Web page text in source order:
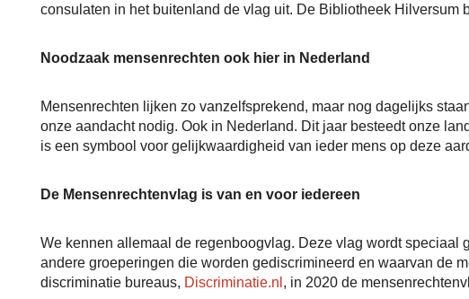
consulaten in het buitenland de vlag uit. De Bibliotheek Hilversum
Noodzaak mensenrechten ook hier in Nederland
Mensenrechten lijken zo vanzelfsprekend, maar nog dagelijks
onze aandacht nodig. Ook in Nederland. Dit jaar besteedt onze
is een symbool voor gelijkwaardigheid van ieder mens op deze
De Mensenrechtenvlag is van en voor iedereen
We kennen allemaal de regenboogvlag. Deze vlag wordt
andere groeperingen die worden gediscrimineerd en waarvan de
discriminatie bureaus, Discriminatie.nl , in 2020 de